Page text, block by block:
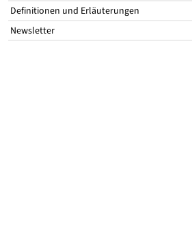
Definitionen und Erläuterungen
Newsletter